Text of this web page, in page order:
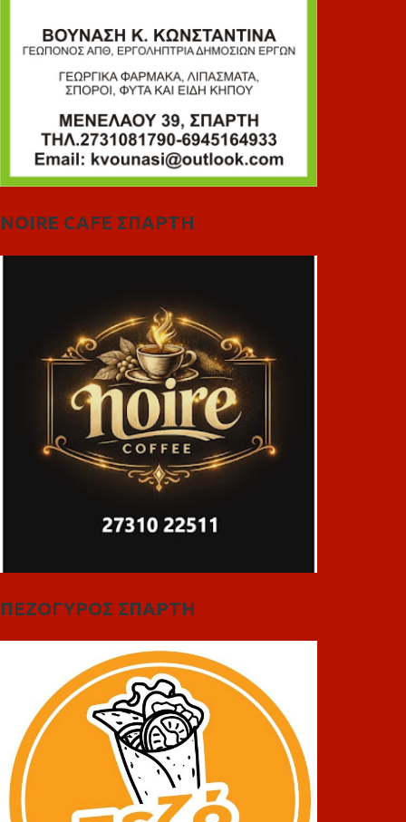
NOIRE CAFE ΣΠΑΡΤΗ
ΠΕΖΟΓΥΡΟΣ ΣΠΑΡΤΗ